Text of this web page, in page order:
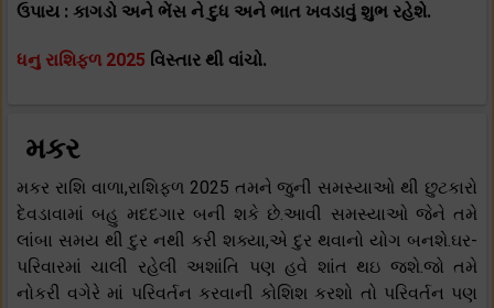
ઉપાય : કાગડો અને ભેંસ ને દુધ અને ભાત ખવડાવું શુભ રહેશે.
ધનુ રાશિફળ 2025 વિસ્તાર થી વાંચો.
મકર
મકર રાશિ વાળા,રાશિફળ 2025 તમને જુની સમસ્યાઓ થી છુટકારો
દેવડાવામાં બહુ મદદગાર બની શકે છે.આવી સમસ્યાઓ જેને તમે
લાંબા સમય થી દુર નથી કરી શક્યા,એ દુર થવાનો યોગ બનશે.ઘર-
પરિવારમાં ચાલી રહેલી અશાંતિ પણ હવે શાંત થઇ જશે.જો તમે
નોકરી વગેરે માં પરિવર્તન કરવાની કોશિશ કરશો તો પરિવર્તન પણ